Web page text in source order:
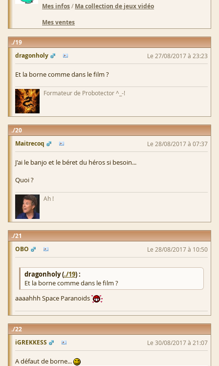
Mes infos/ Ma collection de jeux vidéo
Mes ventes
19
dragonholy
Le 27/08/2017 à 23:23
Et la borne comme dans le film ?
Formateur de Probotector ^_-!
20
Maitrecoq
Le 28/08/2017 à 07:37
J'ai le banjo et le béret du héros si besoin...
Quoi ?
Ah !
21
OBO
Le 28/08/2017 à 10:50
dragonholy (./19) :
Et la borne comme dans le film ?
aaaahhh Space Paranoids
22
iGREKKESS
Le 30/08/2017 à 21:07
A défaut de borne...